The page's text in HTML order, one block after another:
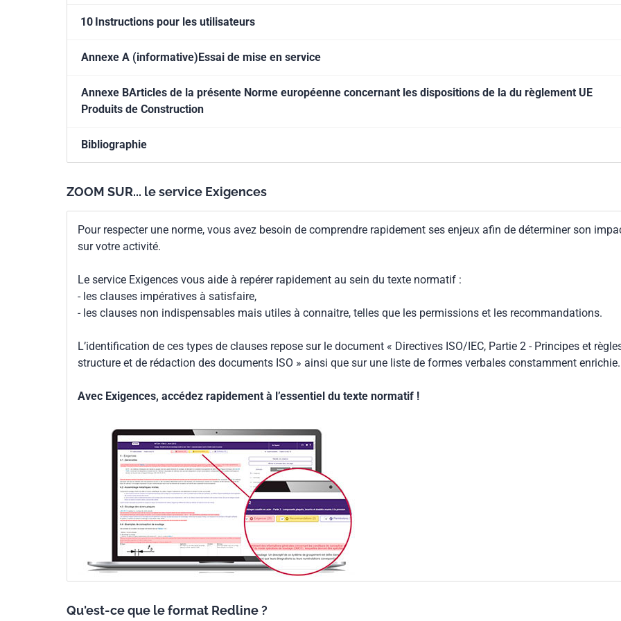
10 Instructions pour les utilisateurs
Annexe A (informative)Essai de mise en service
Annexe BArticles de la présente Norme européenne concernant les dispositions de la du règlement UE
Produits de Construction
Bibliographie
ZOOM SUR... le service Exigences
Pour respecter une norme, vous avez besoin de comprendre rapidement ses enjeux afin de déterminer son
sur votre activité.
Le service Exigences vous aide à repérer rapidement au sein du texte normatif :
- les clauses impératives à satisfaire,
- les clauses non indispensables mais utiles à connaitre, telles que les permissions et les recommandations.
L’identification de ces types de clauses repose sur le document « Directives ISO/IEC, Partie 2 - Principes et
structure et de rédaction des documents ISO » ainsi que sur une liste de formes verbales constamment enrichie.
Avec Exigences, accédez rapidement à l’essentiel du texte normatif !
Qu'est-ce que le format Redline ?